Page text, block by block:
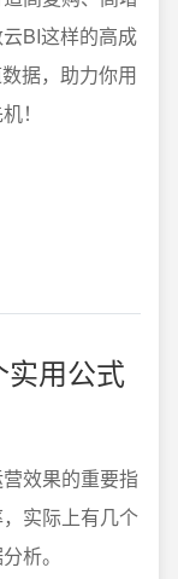
BI这样的高成
据，助力你用
！
实用公式
效果的重要指
实际上有几个
析。